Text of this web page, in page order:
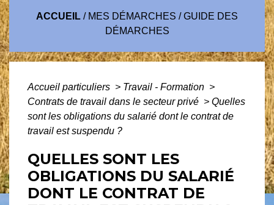
ACCUEIL / MES DÉMARCHES /GUIDE DES
DÉMARCHES
Accueil particuliers > Travail - Formation >
Contrats de travail dans le secteur privé > Quelles
sont les obligations du salarié dont le contrat de
travail est suspendu ?
QUELLES SONT LES
OBLIGATIONS DU SALARIÉ
DONT LE CONTRAT DE